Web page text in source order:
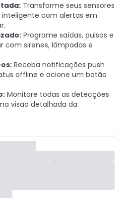
Transforme seus sensores
inteligente com alertas em
Programe saídas, pulsos e
com sirenes, lâmpadas e
Receba notificações push
offline e acione um botão
Monitore todas as detecções
visão detalhada da